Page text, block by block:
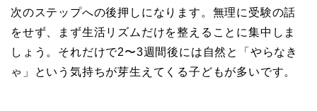
次のステップへの後押しになります。無理に受験の話
をせず、まず生活リズムだけを整えることに集中しま
しょう。それだけで2〜3週間後には自然と「やらなき
ゃ」という気持ちが芽生えてくる子どもが多いです。